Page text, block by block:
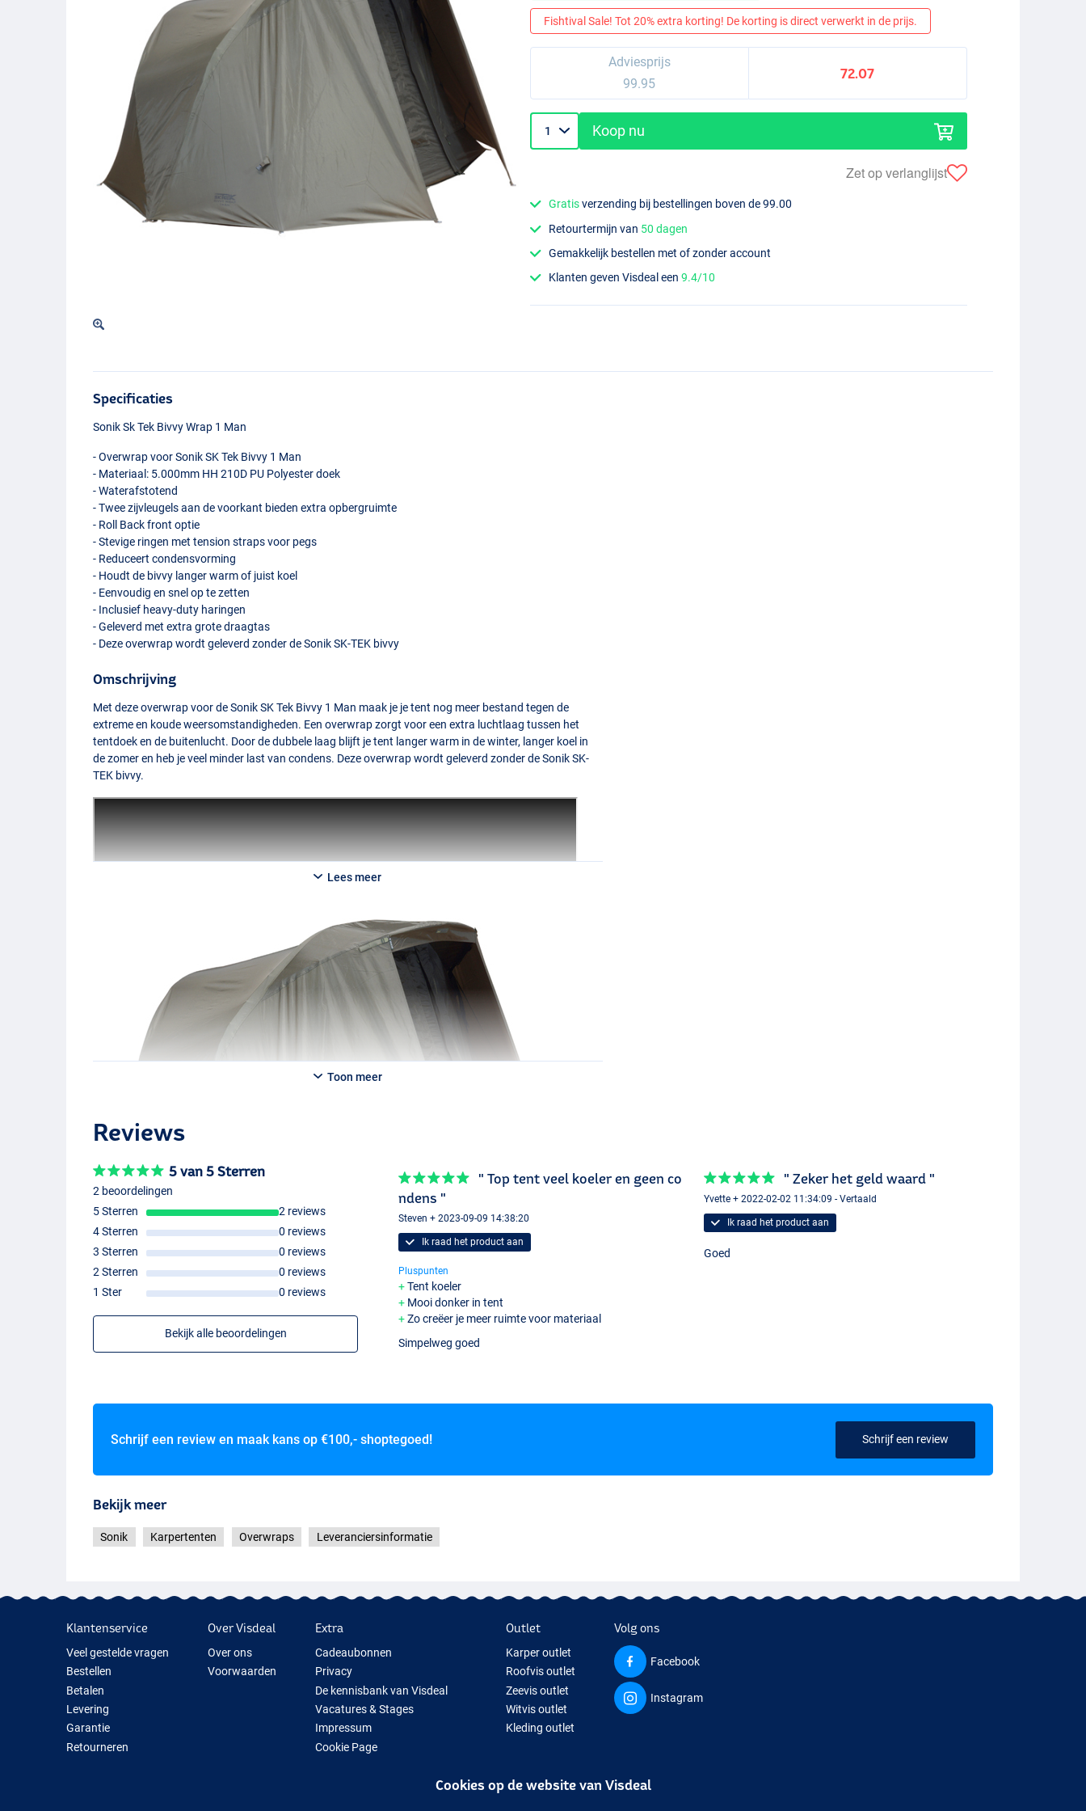
Fishtival Sale! Tot 20% extra korting! De korting is direct verwerkt in de prijs.
Adviesprijs
99.95
72.07
Koop nu
Zet op verlanglijst
Gratisverzending bij bestellingen boven de 99.00
Retourtermijn van 50 dagen
Gemakkelijk bestellen met of zonder account
Klanten geven Visdeal een9.4/10
Specificaties
Sonik Sk Tek Bivvy Wrap 1 Man
- Overwrap voor Sonik SK Tek Bivvy 1 Man
- Materiaal: 5.000mm HH 210D PU Polyester doek
- Waterafstotend
- Twee zijvleugels aan de voorkant bieden extra opbergruimte
- Roll Back front optie
- Stevige ringen met tension straps voor pegs
- Reduceert condensvorming
- Houdt de bivvy langer warm of juist koel
- Eenvoudig en snel op te zetten
- Inclusief heavy-duty haringen
- Geleverd met extra grote draagtas
- Deze overwrap wordt geleverd zonder de Sonik SK-TEK bivvy
Omschrijving
Met deze overwrap voor de Sonik SK Tek Bivvy 1 Man maak je je tent nog meer bestand tegen de
extreme en koude weersomstandigheden. Een overwrap zorgt voor een extra luchtlaag tussen het
tentdoek en de buitenlucht. Door de dubbele laag blijft je tent langer warm in de winter, langer koel in
de zomer en heb je veel minder last van condens. Deze overwrap wordt geleverd zonder de Sonik SK-
TEK bivvy.
Lees meer
Toon meer
Reviews
5 van 5 Sterren
2 beoordelingen
5 Sterren
2 reviews
4 Sterren
0 reviews
3 Sterren
0 reviews
2 Sterren
0 reviews
1 Ster
0 reviews
Bekijk alle beoordelingen
" Top tent veel koeler en geen co
ndens "
Steven + 2023-09-09 14:38:20
Ik raad het product aan
Pluspunten
Tent koeler
Mooi donker in tent
Zo creëer je meer ruimte voor materiaal
Simpelweg goed
" Zeker het geld waard "
Yvette + 2022-02-02 11:34:09 - Vertaald
Ik raad het product aan
Goed
Schrijf een review en maak kans op €100,- shoptegoed! Schrijf een review
Bekijk meer
Sonik Karpertenten Overwraps Leveranciersinformatie
Klantenservice
Veel gestelde vragen
Bestellen
Betalen
Levering
Garantie
Retourneren
Over Visdeal
Over ons
Voorwaarden
Extra
Cadeaubonnen
Privacy
De kennisbank van Visdeal
Vacatures & Stages
Impressum
Cookie Page
Outlet
Karper outlet
Roofvis outlet
Zeevis outlet
Witvis outlet
Kleding outlet
Volg ons
Facebook
Instagram
Cookies op de website van Visdeal